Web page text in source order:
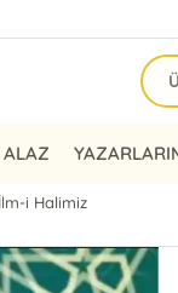
ALAZ
İlm-i Halimiz